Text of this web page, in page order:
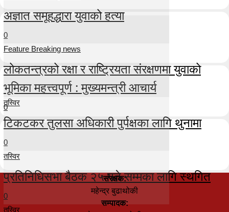
अज्ञात समूहद्धारा युवाको हत्या
0
Feature Breaking news
लोकतन्त्रको रक्षा र राष्ट्रियता संरक्षणमा युवाको
भूमिका महत्त्वपूर्ण : मुख्यमन्त्री आचार्य
0
तस्विर
टिकटकर तुलसा अधिकारी पुर्पक्षका लागि थुनामा
0
तस्विर
प्रतिनिधिसभा बैठक २५ गते सम्मका लागि स्थगित
0
तस्विर
संरक्षक:
महेन्द्र बुढाथोकी
सम्पादक: